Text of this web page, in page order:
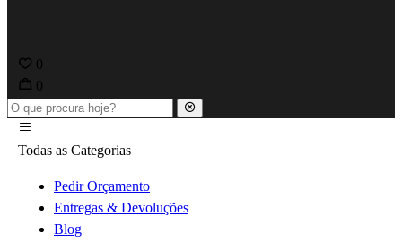
0
0
Todas as Categorias
Pedir Orçamento
Entregas & Devoluções
Blog